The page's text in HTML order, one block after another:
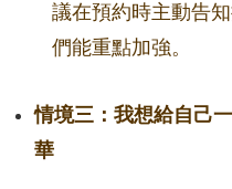
議在預約時主動告
們能重點加強。
情境三：我想給自己
華